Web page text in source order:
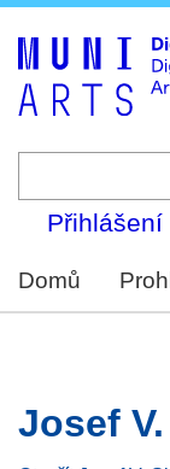
Přihlášení
Domů
Josef